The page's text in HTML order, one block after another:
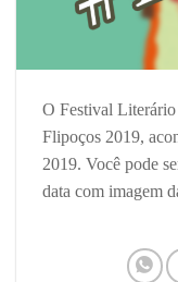
O Festival Literário
Flipoços 2019,
2019. Você pode
data com imagem